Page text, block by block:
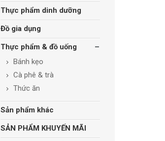
Thực phẩm dinh dưỡng
Đồ gia dụng
Thực phẩm & đồ uống
Bánh kẹo
Cà phê & trà
Thức ăn
Sản phẩm khác
SẢN PHẨM KHUYẾN MÃI